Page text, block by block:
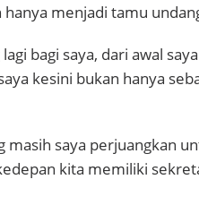
hanya menjadi tamu
lagi bagi saya, dari awal
kesini bukan hanya
masih saya perjuangkan
kita memiliki